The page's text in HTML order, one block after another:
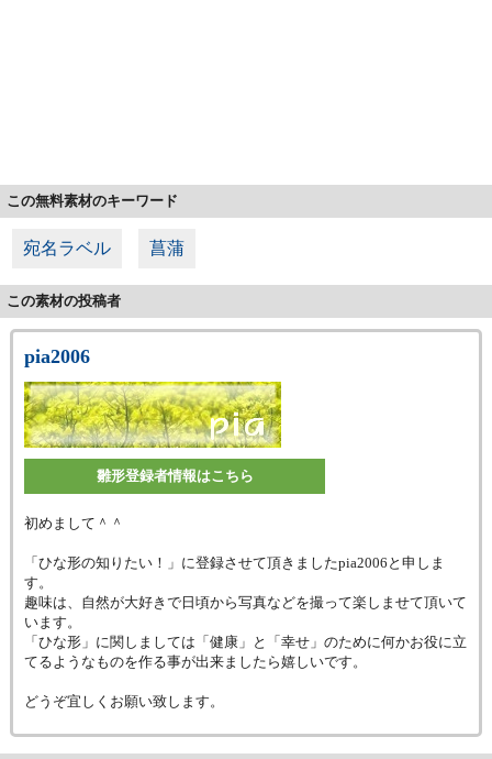
この無料素材のキーワード
宛名ラベル 菖蒲
この素材の投稿者
pia2006
雛形登録者情報はこちら
初めまして＾＾
「ひな形の知りたい！」に登録させて頂きましたpia2006と申しま
す。
趣味は、自然が大好きで日頃から写真などを撮って楽しませて頂いて
います。
「ひな形」に関しましては「健康」と「幸せ」のために何かお役に立
てるようなものを作る事が出来ましたら嬉しいです。
どうぞ宜しくお願い致します。